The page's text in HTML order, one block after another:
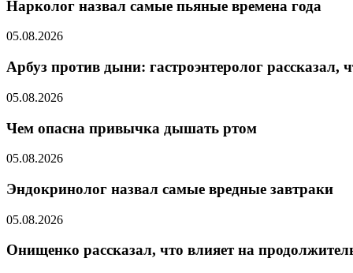
Нарколог назвал самые пьяные времена года
05.08.2026
Арбуз против дыни: гастроэнтеролог рассказал,
05.08.2026
Чем опасна привычка дышать ртом
05.08.2026
Эндокринолог назвал самые вредные завтраки
05.08.2026
Онищенко рассказал, что влияет на